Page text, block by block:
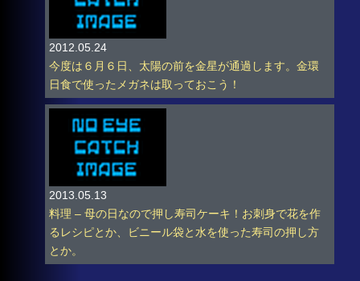
2012.05.24
今度は６月６日、太陽の前を金星が通過します。金環
日食で使ったメガネは取っておこう！
2013.05.13
料理 – 母の日なので押し寿司ケーキ！お刺身で花を作
るレシピとか、ビニール袋と水を使った寿司の押し方
とか。